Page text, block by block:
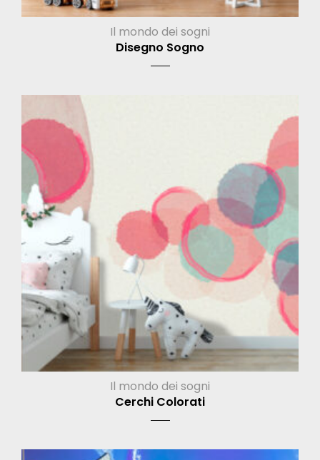
Il mondo dei sogni
Disegno Sogno
Il mondo dei sogni
Cerchi Colorati